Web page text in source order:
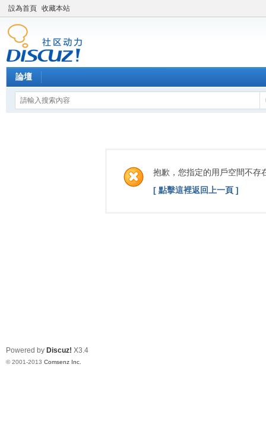
設為首頁 收藏本站
論壇
抱歉，您指定的用戶空間不存
[ 點擊這裡返回上一頁 ]
Powered by Discuz! X3.4
© 2001-2013 Comsenz Inc.